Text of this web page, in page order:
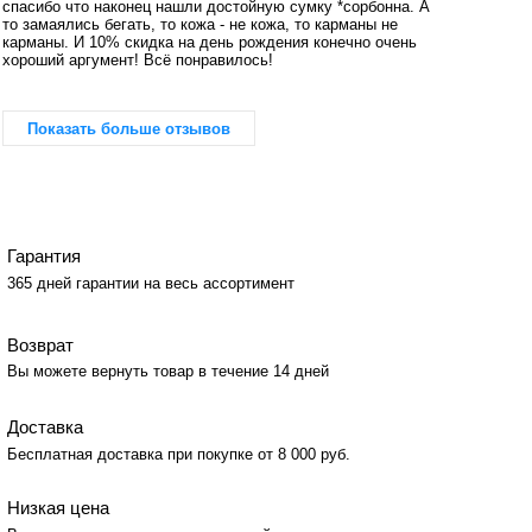
спасибо что наконец нашли достойную сумку *сорбонна. А
то замаялись бегать, то кожа - не кожа, то карманы не
карманы. И 10% скидка на день рождения конечно очень
хороший аргумент! Всё понравилось!
Показать больше отзывов
Гарантия
365 дней гарантии на весь ассортимент
Возврат
Вы можете вернуть товар в течение 14 дней
Доставка
Бесплатная доставка при покупке от 8 000 руб.
Низкая цена